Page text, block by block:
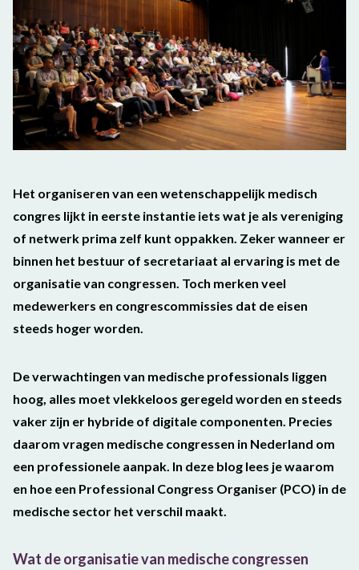
Het organiseren van een wetenschappelijk medisch
congres lijkt in eerste instantie iets wat je als vereniging
of netwerk prima zelf kunt oppakken. Zeker wanneer er
binnen het bestuur of secretariaat al ervaring is met de
organisatie van congressen. Toch merken veel
medewerkers en congrescommissies dat de eisen
steeds hoger worden.
De verwachtingen van medische professionals liggen
hoog, alles moet vlekkeloos geregeld worden en steeds
vaker zijn er hybride of digitale componenten. Precies
daarom vragen medische congressen in Nederland om
een professionele aanpak. In deze blog lees je waarom
en hoe een Professional Congress Organiser (PCO) in de
medische sector het verschil maakt.
Wat de organisatie van medische congressen